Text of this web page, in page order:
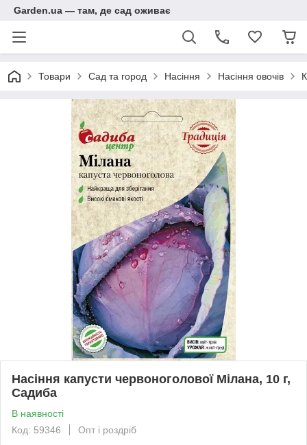
Garden.ua — там, де сад оживає
Товари Сад та город Насіння Насіння овочів
Насіння капусти червоноголової Мілана, 10 г,
Садиба
В наявності
Код: 59346
Опт і роздріб